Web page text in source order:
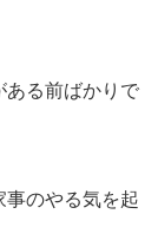
ある前ばかりで
事のやる気を起